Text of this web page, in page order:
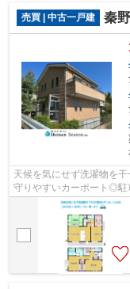
売買 | 中古一戸建 秦
天候を気にせず洗濯物を
守りやすいカーポート◎駐
徒歩14分！ 外からの視線